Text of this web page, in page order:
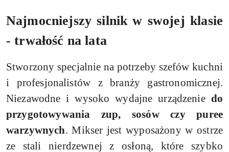
Najmocniejszy silnik w swojej klasie
- trwałość na lata
Stworzony specjalnie na potrzeby szefów kuchni
i profesjonalistów z branży gastronomicznej.
Niezawodne i wysoko wydajne urządzenie do
przygotowywania zup, sosów czy puree
warzywnych. Mikser jest wyposażony w ostrze
ze stali nierdzewnej z osłoną, które szybko